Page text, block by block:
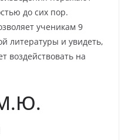
до сих пор.
ученикам 9
литературы и увидеть,
воздействовать на